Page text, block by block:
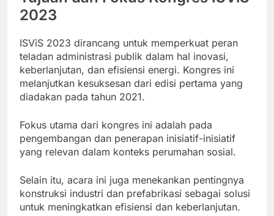
2023
ISViS 2023 dirancang untuk memperkuat peran
teladan administrasi publik dalam hal inovasi,
keberlanjutan, dan efisiensi energi. Kongres ini
melanjutkan kesuksesan dari edisi pertama yang
diadakan pada tahun 2021.
Fokus utama dari kongres ini adalah pada
pengembangan dan penerapan inisiatif-inisiatif
yang relevan dalam konteks perumahan sosial.
Selain itu, acara ini juga menekankan pentingnya
konstruksi industri dan prefabrikasi sebagai solusi
untuk meningkatkan efisiensi dan keberlanjutan.